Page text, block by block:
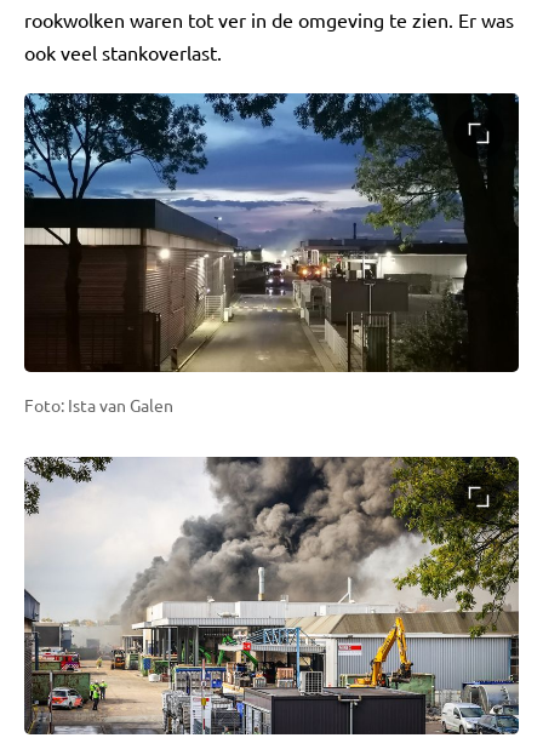
rookwolken waren tot ver in de omgeving te zien. Er was
ook veel stankoverlast.
Foto: Ista van Galen